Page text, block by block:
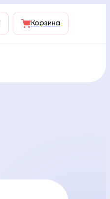
Корзина